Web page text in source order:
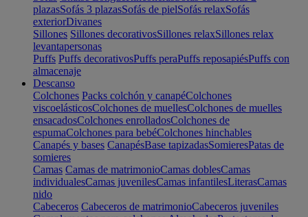
plazasSofás 3 plazasSofás de pielSofás relaxSofás
exteriorDivanes
Sillones Sillones decorativosSillones relaxSillones relax
levantapersonas
Puffs Puffs decorativosPuffs peraPuffs reposapiésPuffs con
almacenaje
Descanso
Colchones Packs colchón y canapéColchones
viscoelásticosColchones de muellesColchones de muelles
ensacadosColchones enrolladosColchones de
espumaColchones para bebéColchones hinchables
Canapés y bases CanapésBase tapizadasSomieresPatas de
somieres
Camas Camas de matrimonioCamas doblesCamas
individualesCamas juvenilesCamas infantilesLiterasCamas
nido
Cabeceros Cabeceros de matrimonioCabeceros juveniles